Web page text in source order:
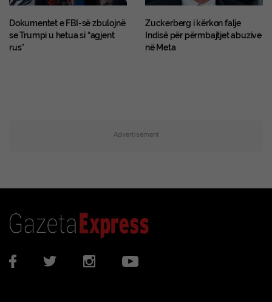
Dokumentet e FBI-së zbulojnë
se Trumpi u hetua si “agjent
rus”
Zuckerberg i kërkon falje
Indisë për përmbajtjet abuzive
në Meta
Advertisement